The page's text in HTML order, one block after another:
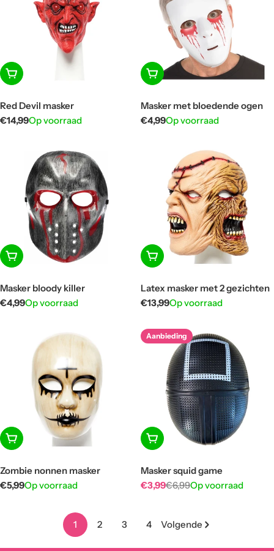
In winkelwagen
Red Devil masker
Normale
€14,99Op voorraad
In winkelwagen
Masker met bloedende ogen
Normale
€4,99Op voorraad
In winkelwagen
Masker bloody killer
Normale
€4,99Op voorraad
In winkelwagen
Latex masker met 2 gezichten
Normale
€13,99Op voorraad
In winkelwagen
Zombie nonnen masker
Normale
€5,99Op voorraad
Aanbieding
In winkelwagen
Masker squid game
Aanbiedingsprijs
€3,99
Normale€6,99Op voorraad
1 2 3 4 Volgende